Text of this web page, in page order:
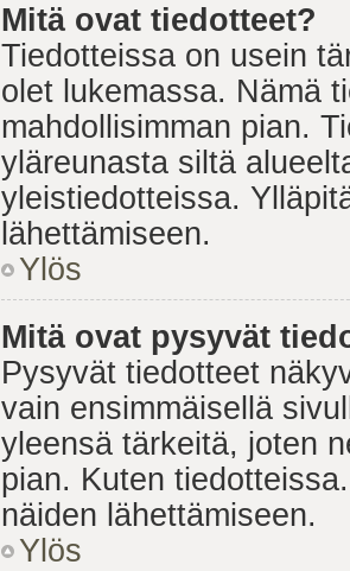
Mitä ovat tiedotteet?
Tiedotteissa on usein
olet lukemassa. Nämä
mahdollisimman pian.
yläreunasta siltä
yleistiedotteissa.
lähettämiseen.
Ylös
Mitä ovat pysyvät
Pysyvät tiedotteet
vain ensimmäisellä
yleensä tärkeitä, joten
pian. Kuten
näiden lähettämiseen.
Ylös